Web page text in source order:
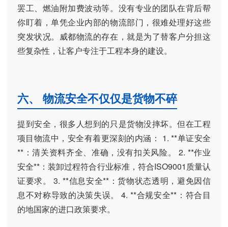
罢工、燃油附加费波动等。没有专业的团队在背后帮
你盯着，单凭企业内部的物流部门，很难处理好这些
突发状况。威都物流的存在，就是为了替客户分担这
些复杂性，让客户专注于工程本身的建设。
六、 物流安全不仅仅是货物不碎
提到安全，很多人想到的只是货物没摔坏。但在工程
项目物流中，安全有着更深刻的内涵： 1. **单证安全
**：清关资料齐全、准确，没有扣关风险。 2. **作业
安全**：装卸过程符合行业标准，符合ISO9001质量认
证要求。 3. **信息安全**：货物状态透明，避免因信
息不对称导致的决策失误。 4. **合规安全**：符合目
的地国家的进口政策要求。